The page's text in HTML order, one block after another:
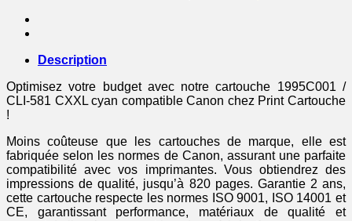
Description
Optimisez votre budget avec notre cartouche 1995C001 /
CLI-581 CXXL cyan compatible Canon chez Print Cartouche
!
Moins coûteuse que les cartouches de marque, elle est
fabriquée selon les normes de Canon, assurant une parfaite
compatibilité avec vos imprimantes. Vous obtiendrez des
impressions de qualité, jusqu’à 820 pages. Garantie 2 ans,
cette cartouche respecte les normes ISO 9001, ISO 14001 et
CE, garantissant performance, matériaux de qualité et